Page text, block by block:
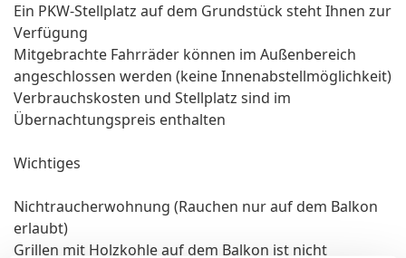
Ein PKW-Stellplatz auf dem Grundstück steht Ihnen zur
Verfügung
Mitgebrachte Fahrräder können im Außenbereich
angeschlossen werden (keine Innenabstellmöglichkeit)
Verbrauchskosten und Stellplatz sind im
Übernachtungspreis enthalten
Wichtiges
Nichtraucherwohnung (Rauchen nur auf dem Balkon
erlaubt)
Grillen mit Holzkohle auf dem Balkon ist nicht